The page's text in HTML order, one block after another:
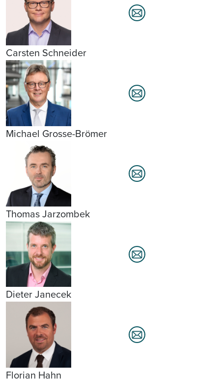
Carsten Schneider
Michael Grosse-Brömer
Thomas Jarzombek
Dieter Janecek
Florian Hahn